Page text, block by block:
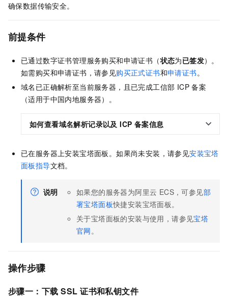
确保数据传输安全。
前提条件
已通过数字证书管理服务购买和申请证书（状态为已签发）。
如需购买和申请证书，请参见购买正式证书和申请证书。
域名已正确解析至当前服务器，且已完成工信部 ICP 备案
（适用于中国内地服务器）。
如何查看域名解析记录以及 ICP 备案信息
已在服务器上安装宝塔面板。如果尚未安装，请参见安装宝塔
面板指导文档。
说明 如果您的服务器为阿里云 ECS，可参见部
署宝塔面板快捷安装宝塔面板。
关于宝塔面板的安装与使用，请参见宝塔
官网。
操作步骤
步骤一：下载 SSL 证书和私钥文件